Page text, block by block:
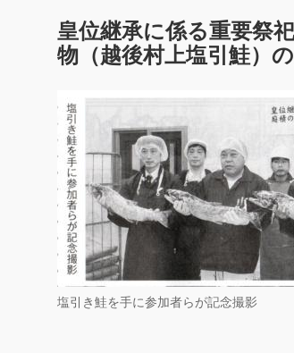
皇位継承に係る重要祭
物（越後村上塩引鮭）
塩引き鮭を手に参加者らが記念撮影